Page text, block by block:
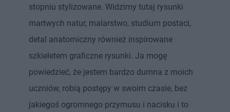
stopniu stylizowane. Widzimy tutaj rysunki
martwych natur, malarstwo, studium postaci,
detal anatomiczny również inspirowane
szkieletem graficzne rysunki. Ja mogę
powiedzieć, że jestem bardzo dumna z moich
uczniów, robią postępy w swoim czasie, bez
jakiegoś ogromnego przymusu i nacisku i to